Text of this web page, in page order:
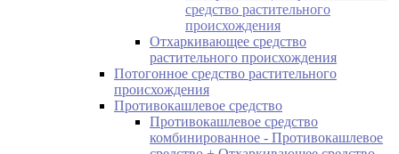
средство растительного
происхождения
Отхаркивающее средство
растительного происхождения
Потогонное средство растительного
происхождения
Противокашлевое средство
Противокашлевое средство
комбинированное - Противокашлевое